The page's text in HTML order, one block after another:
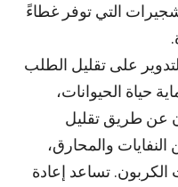
التي توفر غطاءً
على تقليل الطلب
حياة الحيوانات،
عن طريق تقليل
والمحارق،
الكربون. تساعد إعادة